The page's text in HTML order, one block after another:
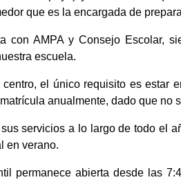
que es la encargada de
con AMPA y Consejo Escolar,
escuela.
el único requisito es estar
anualmente, dado que no
servicios a lo largo de todo el
en verano.
permanece abierta desde las